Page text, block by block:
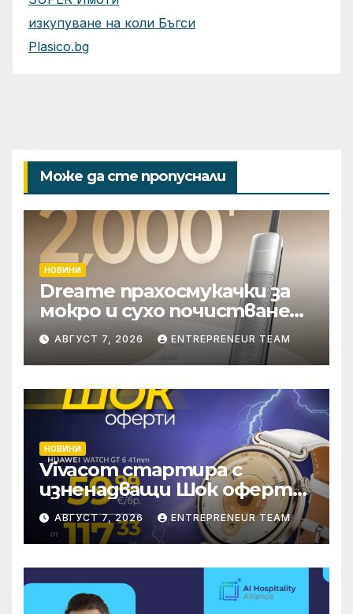
изкупуване на коли Бъгси
Plasico.bg
Може да сте пропуснали
НОВИНИ
Dreame прахосмукачки за
мокро и сухо почистване
надхвърлиха 2 000
патентни заявки в
световен мащаб
АВГУСТ 7, 2026 ENTREPRENEUR TEAM
НОВИНИ
Vivacom стартира с
изненадващи Шок оферти
през август онлайн
АВГУСТ 7, 2026 ENTREPRENEUR TEAM